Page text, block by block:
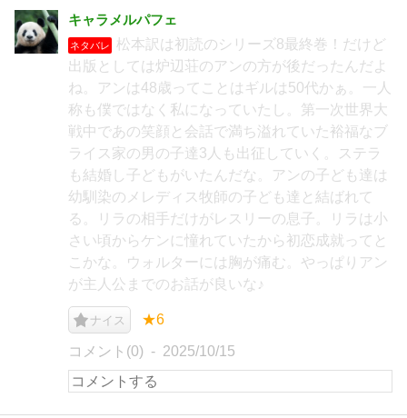
キャラメルパフェ
ネタバレ
松本訳は初読のシリーズ8最終巻！だけど
出版としては炉辺荘のアンの方が後だったんだよ
ね。アンは48歳ってことはギルは50代かぁ。一人
称も僕ではなく私になっていたし。第一次世界大
戦中であの笑顔と会話で満ち溢れていた裕福なブ
ライス家の男の子達3人も出征していく。ステラ
も結婚し子どもがいたんだな。アンの子ども達は
幼馴染のメレディス牧師の子ども達と結ばれて
る。リラの相手だけがレスリーの息子。リラは小
さい頃からケンに憧れていたから初恋成就ってと
こかな。ウォルターには胸が痛む。やっぱりアン
が主人公までのお話が良いな♪
ナイス ★6
コメント(0) 2025/10/15